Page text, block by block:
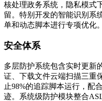
核处理政务系统，隐私模式
留。特别开发的智能识别系
单和动态脚本进行专项优化。
安全体系
多层防护系统包含实时更新
证、下载文件云端扫描三重
止98%的追踪脚本运行，配
迹。系统级防护模块整合